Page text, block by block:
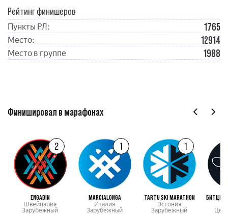
Рейтинг финишеров
Пункты РЛ: 1765
Место: 12914
Место в группе 1988
Финишировал в марафонах
2
ENGADIN
Швейцария
Зарубежный
1
MARCIALONGA
Италия
Зарубежный
1
TARTU SKI MARATHON
Эстония
Зарубежный